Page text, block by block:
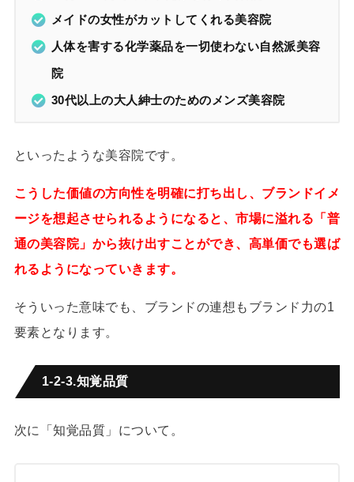
メイドの女性がカットしてくれる美容院
人体を害する化学薬品を一切使わない自然派美容
院
30代以上の大人紳士のためのメンズ美容院
といったような美容院です。
こうした価値の方向性を明確に打ち出し、ブランドイメ
ージを想起させられるようになると、市場に溢れる「普
通の美容院」から抜け出すことができ、高単価でも選ば
れるようになっていきます。
そういった意味でも、ブランドの連想もブランド力の1
要素となります。
1-2-3.知覚品質
次に「知覚品質」について。